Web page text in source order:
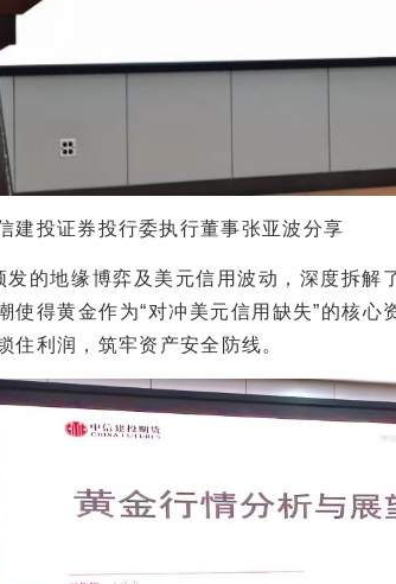
建投证券投行委执行董事张亚波分享
地缘博弈及美元信用波动，深度拆解
得黄金作为“对冲美元信用缺失”的核心
利润，筑牢资产安全防线。